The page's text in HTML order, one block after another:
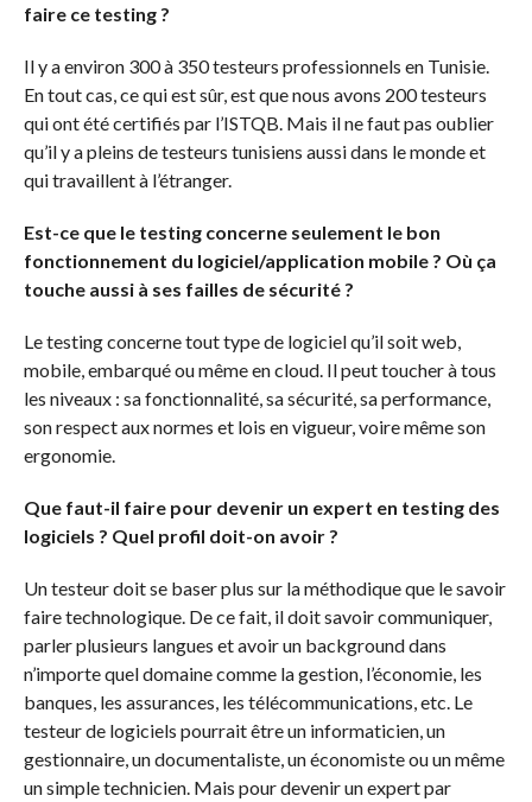
faire ce testing ?
Il y a environ 300 à 350 testeurs professionnels en Tunisie.
En tout cas, ce qui est sûr, est que nous avons 200 testeurs
qui ont été certifiés par l’ISTQB. Mais il ne faut pas oublier
qu’il y a pleins de testeurs tunisiens aussi dans le monde et
qui travaillent à l’étranger.
Est-ce que le testing concerne seulement le bon
fonctionnement du logiciel/application mobile ? Où ça
touche aussi à ses failles de sécurité ?
Le testing concerne tout type de logiciel qu’il soit web,
mobile, embarqué ou même en cloud. Il peut toucher à tous
les niveaux : sa fonctionnalité, sa sécurité, sa performance,
son respect aux normes et lois en vigueur, voire même son
ergonomie.
Que faut-il faire pour devenir un expert en testing des
logiciels ? Quel profil doit-on avoir ?
Un testeur doit se baser plus sur la méthodique que le savoir
faire technologique. De ce fait, il doit savoir communiquer,
parler plusieurs langues et avoir un background dans
n’importe quel domaine comme la gestion, l’économie, les
banques, les assurances, les télécommunications, etc. Le
testeur de logiciels pourrait être un informaticien, un
gestionnaire, un documentaliste, un économiste ou un même
un simple technicien. Mais pour devenir un expert par